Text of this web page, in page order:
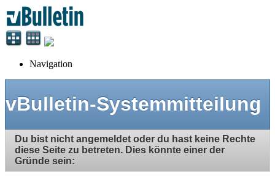
Navigation
vBulletin-Systemmitteilung
Du bist nicht angemeldet oder du hast keine Rechte
diese Seite zu betreten. Dies könnte einer der
Gründe sein: